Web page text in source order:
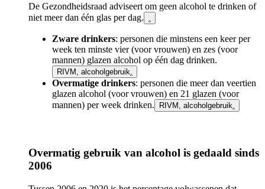
De Gezondheidsraad adviseert om geen alcohol te drinken of
niet meer dan één glas per dag.
Zware drinkers: personen die minstens een keer per
week ten minste vier (voor vrouwen) en zes (voor
mannen) glazen alcohol op één dag drinken.
RIVM, alcoholgebruik
Overmatige drinkers: personen die meer dan veertien
glazen alcohol (voor vrouwen) en 21 glazen (voor
mannen) per week drinken.
RIVM, alcoholgebruik
Overmatig gebruik van alcohol is gedaald sinds
2006